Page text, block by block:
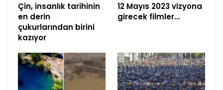
Çin, insanlık tarihinin
en derin
çukurlarından birini
kazıyor
12 Mayıs 2023 vizyona
girecek filmler…